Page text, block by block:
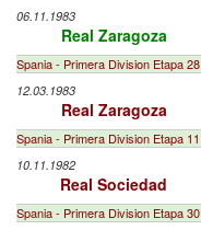
06.11.1983
Real Zaragoza
Spania - Primera Division Etapa 28
12.03.1983
Real Zaragoza
Spania - Primera Division Etapa 11
10.11.1982
Real Sociedad
Spania - Primera Division Etapa 30